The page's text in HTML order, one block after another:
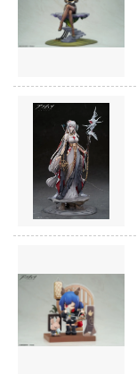
・ア・ライブ
号
破グレンラガン
る (とらぶる)
ィンウェーブ
科学の超電磁砲
キ文芸部!
フロントライン
ジェリー